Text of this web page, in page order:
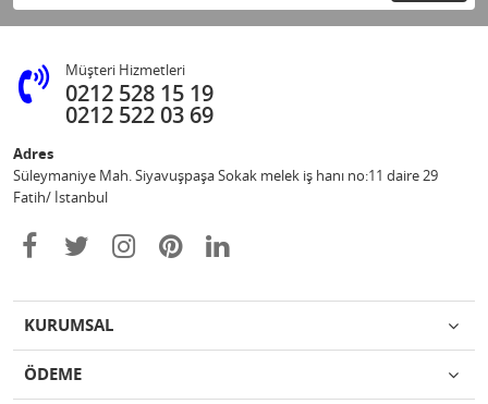
Müşteri Hizmetleri
0212 528 15 19
0212 522 03 69
Adres
Süleymaniye Mah. Siyavuşpaşa Sokak melek iş hanı no:11 daire 29
Fatih/ İstanbul
KURUMSAL
ÖDEME